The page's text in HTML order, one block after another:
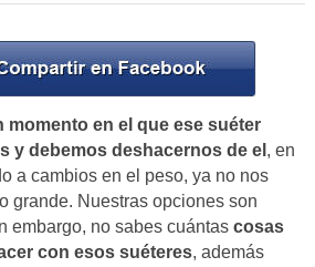
momento en el que ese suéter
y debemos deshacernos de el , en
a cambios en el peso, ya no nos
grande. Nuestras opciones son
embargo, no sabes cuántas cosas
con esos suéteres, además